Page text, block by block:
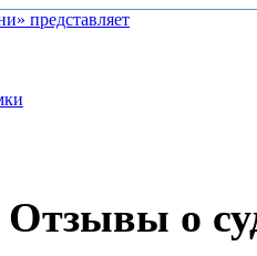
представляет
Отзывы о